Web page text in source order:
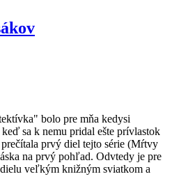
bolo pre mňa kedysi
sa k nemu pridal ešte prívlastok
prvý diel tejto série (Mŕtvy
na prvý pohľad. Odvtedy je pre
veľkým knižným sviatkom a